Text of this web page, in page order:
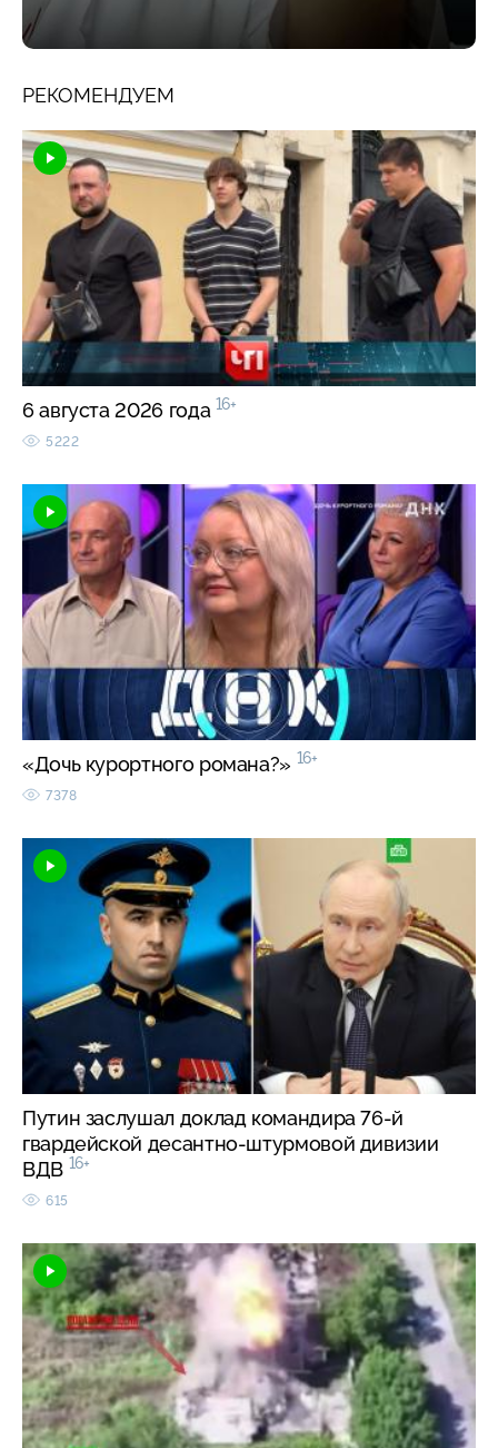
РЕКОМЕНДУЕМ
6 августа 2026 года 16+
5222
«Дочь курортного романа?» 16+
7378
Путин заслушал доклад командира 76-й
гвардейской десантно-штурмовой дивизии
ВДВ 16+
615